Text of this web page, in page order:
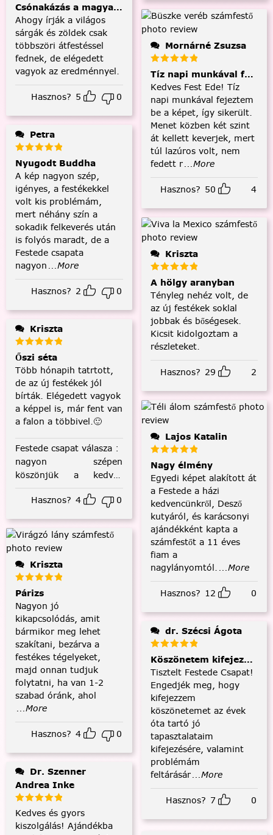
Csónakázás a magyar tengeren
Ahogy írják a világos
sárgák és zöldek csak
többszöri átfestéssel
fednek, de elégedett
vagyok az eredménnyel.
Hasznos? 5 0
Petra
Nyugodt Buddha
A kép nagyon szép,
igényes, a festékekkel
volt kis problémám,
mert néhány szín a
sokadik felkeverés után
is folyós maradt, de a
Festede csapata
nagyon ...More
Hasznos? 2 0
Kriszta
Őszi séta
Több hónapih tatrtott,
de az új festékek jól
bírták. Elégedett vagyok
a képpel is, már fent van
a falon a többivel.🙂
Festede csapat válasza :
nagyon szépen
köszönjük a kedves
visszajelzést! :)
Hasznos? 4 0
Kriszta
Párizs
Nagyon jó
kikapcsolódás, amit
bármikor meg lehet
szakítani, bezárva a
festékes tégelyeket,
majd onnan tudjuk
folytatni, ha van 1-2
szabad óránk, ahol
...More
Hasznos? 4 0
Andrea Inke
Kedves és gyors
kiszolgálás! Ajándékba
Mornárné Zsuzsa
Tíz napi munkával
Kedves Fest Ede! Tíz
napi munkával fejeztem
be a képet, így sikerült.
Menet közben két szint
át kellett keverjek, mert
túl lazúros volt, nem
fedett r...More
Hasznos? 50 4
Kriszta
A hölgy aranyban
Tényleg nehéz volt, de
az új festékek soklal
jobbak és bőségesek.
Kicsit kidolgoztam a
részleteket.
Hasznos? 29 2
Lajos Katalin
Nagy élmény
Egyedi képet alakított át
a Festede a házi
kedvencünkről, Desző
kutyáról, és karácsonyi
ajándékként kapta a
számfestőt a 11 éves
fiam a
nagylányomtól. ...More
Hasznos? 12 0
dr. Szécsi Ágota
Köszönetem kifejezése
Tisztelt Festede Csapat!
Engedjék meg, hogy
kifejezzem
köszönetemet az évek
óta tartó jó
tapasztalataim
kifejezésére, valamint
problémám
feltárásár...More
Hasznos? 7 0